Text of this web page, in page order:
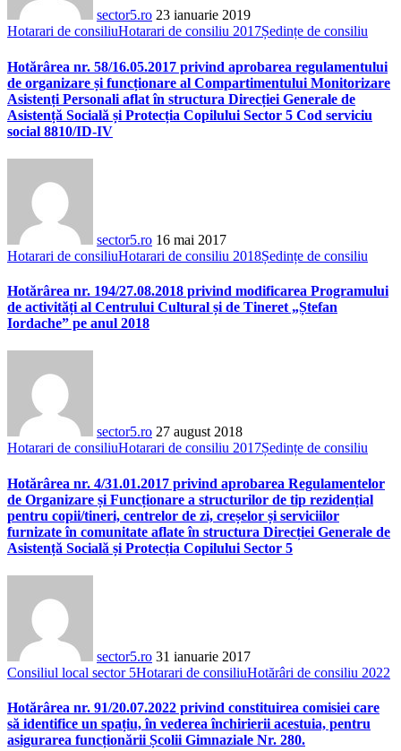
sector5.ro 23 ianuarie 2019
Hotarari de consiliuHotarari de consiliu 2017Ședințe de consiliu
Hotărârea nr. 58/16.05.2017 privind aprobarea regulamentului
de organizare și funcționare al Compartimentului Monitorizare
Asistenți Personali aflat în structura Direcției Generale de
Asistență Socială și Protecția Copilului Sector 5 Cod serviciu
social 8810/ID-IV
sector5.ro 16 mai 2017
Hotarari de consiliuHotarari de consiliu 2018Ședințe de consiliu
Hotărârea nr. 194/27.08.2018 privind modificarea Programului
de activități al Centrului Cultural și de Tineret „Ștefan
Iordache” pe anul 2018
sector5.ro 27 august 2018
Hotarari de consiliuHotarari de consiliu 2017Ședințe de consiliu
Hotărârea nr. 4/31.01.2017 privind aprobarea Regulamentelor
de Organizare și Funcționare a structurilor de tip rezidențial
pentru copii/tineri, centrelor de zi, creșelor și serviciilor
furnizate în comunitate aflate în structura Direcției Generale de
Asistență Socială și Protecția Copilului Sector 5
sector5.ro 31 ianuarie 2017
Consiliul local sector 5Hotarari de consiliuHotărâri de consiliu 2022
Hotărârea nr. 91/20.07.2022 privind constituirea comisiei care
să identifice un spațiu, în vederea închirierii acestuia, pentru
asigurarea funcționării Școlii Gimnaziale Nr. 280.